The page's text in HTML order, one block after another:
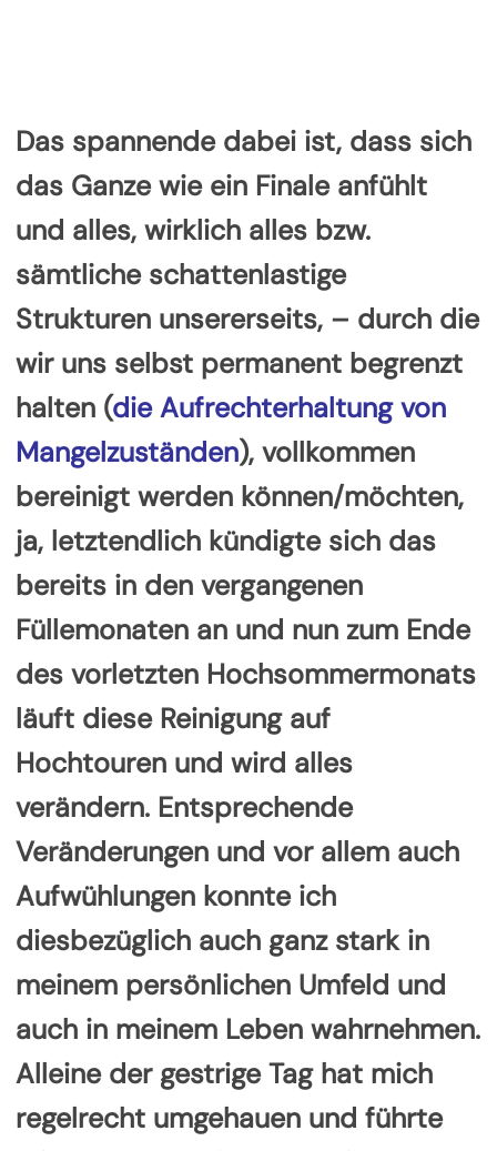
Das spannende dabei ist, dass sich
das Ganze wie ein Finale anfühlt
und alles, wirklich alles bzw.
sämtliche schattenlastige
Strukturen unsererseits, – durch die
wir uns selbst permanent begrenzt
halten (die Aufrechterhaltung von
Mangelzuständen), vollkommen
bereinigt werden können/möchten,
ja, letztendlich kündigte sich das
bereits in den vergangenen
Füllemonaten an und nun zum Ende
des vorletzten Hochsommermonats
läuft diese Reinigung auf
Hochtouren und wird alles
verändern. Entsprechende
Veränderungen und vor allem auch
Aufwühlungen konnte ich
diesbezüglich auch ganz stark in
meinem persönlichen Umfeld und
auch in meinem Leben wahrnehmen.
Alleine der gestrige Tag hat mich
regelrecht umgehauen und führte